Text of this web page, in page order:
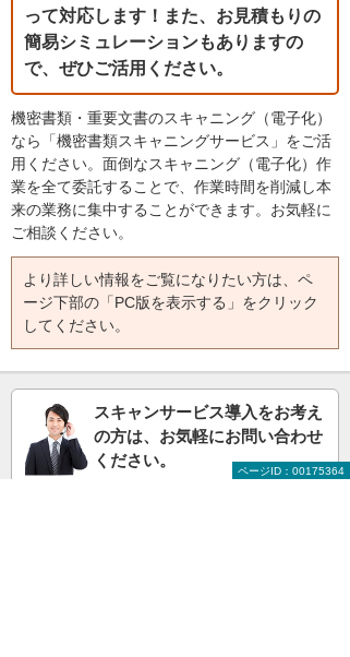
って対応します！また、お見積もりの
簡易シミュレーションもありますの
で、ぜひご活用ください。
機密書類・重要文書のスキャニング（電子化）
なら「機密書類スキャニングサービス」をご活
用ください。面倒なスキャニング（電子化）作
業を全て委託することで、作業時間を削減し本
来の業務に集中することができます。お気軽に
ご相談ください。
より詳しい情報をご覧になりたい方は、ペ
ージ下部の「PC版を表示する」をクリック
してください。
スキャンサービス導入をお考え
の方は、お気軽にお問い合わせ
ください。
ページID：00175364